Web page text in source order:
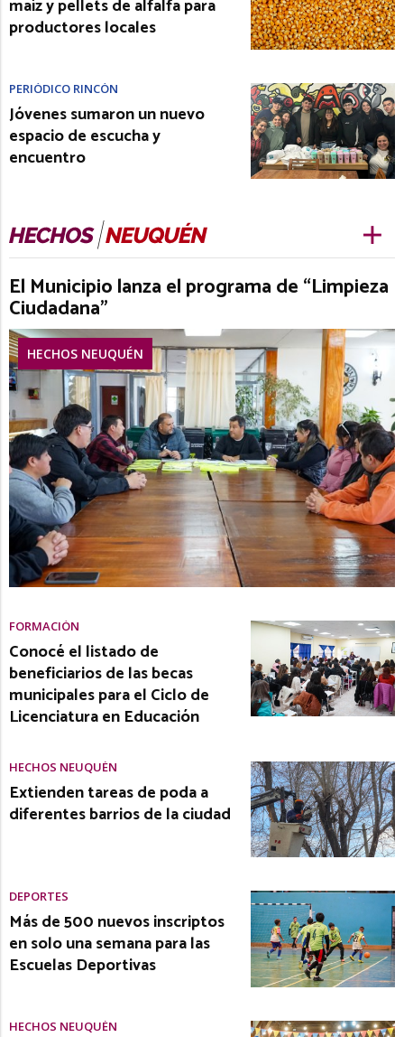
maíz y pellets de alfalfa para
productores locales
PERIÓDICO RINCÓN
Jóvenes sumaron un nuevo
espacio de escucha y
encuentro
El Municipio lanza el programa de “Limpieza
Ciudadana”
HECHOS NEUQUÉN
FORMACIÓN
Conocé el listado de
beneficiarios de las becas
municipales para el Ciclo de
Licenciatura en Educación
HECHOS NEUQUÉN
Extienden tareas de poda a
diferentes barrios de la ciudad
DEPORTES
Más de 500 nuevos inscriptos
en solo una semana para las
Escuelas Deportivas
HECHOS NEUQUÉN